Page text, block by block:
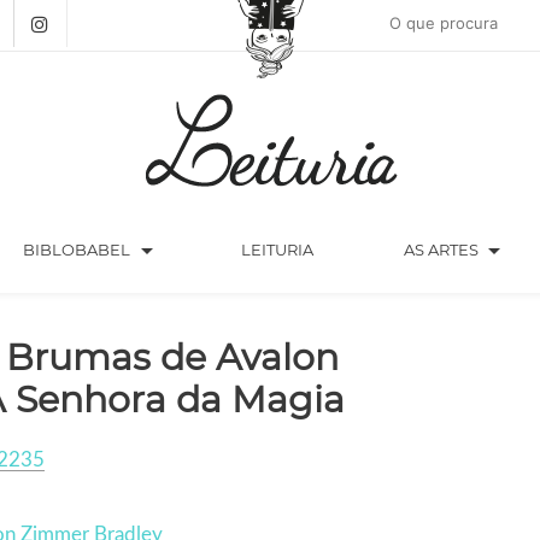
BIBLOBABEL arrow_drop_down LEITURIA AS ARTES arrow_drop_down
Brumas de Avalon
Senhora da Magia
Zimmer Bradley